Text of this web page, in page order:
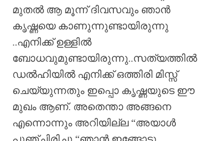
മുതൽ ആ മൂന്ന് ദിവസവും ഞാൻ
കൃഷ്ണയെ കാണുന്നുണ്ടായിരുന്നു
..എനിക്ക് ഉള്ളിൽ
ബോധവുമുണ്ടായിരുന്നു..സത്യത്തിൽ
ഡൽഹിയിൽ എനിക്ക് ഒത്തിരി മിസ്സ്‌
ചെയ്യുന്നതും ഇപ്പൊ കൃഷ്ണയുടെ ഈ
മുഖം ആണ്. അതെന്താ അങ്ങനെ
എന്നൊന്നും അറിയില്ല “അയാൾ